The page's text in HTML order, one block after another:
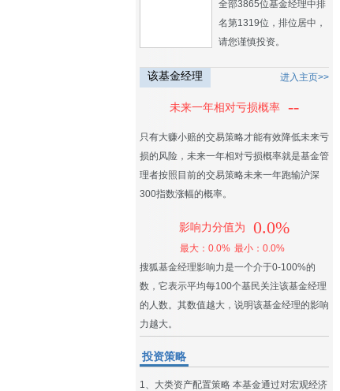
全部3865位基金经理中排
名第1319位，排位居中，
请您谨慎投资。
该基金经理 进入主页>>
未来一年相对亏损概率 --
只有大赚小赔的交易策略才能有效降低未来亏
损的风险，未来一年相对亏损概率就是基金管
理者按照目前的交易策略未来一年跑输沪深
300指数涨幅的概率。
影响力分值为 0.0%
最大：0.0% 最小：0.0%
搜狐基金经理影响力是一个介于0-100%的
数，它表示平均每100个基民关注该基金经理
的人数。其数值越大，说明该基金经理的影响
力越大。
投资策略
1、大类资产配置策略 本基金通过对宏观经济